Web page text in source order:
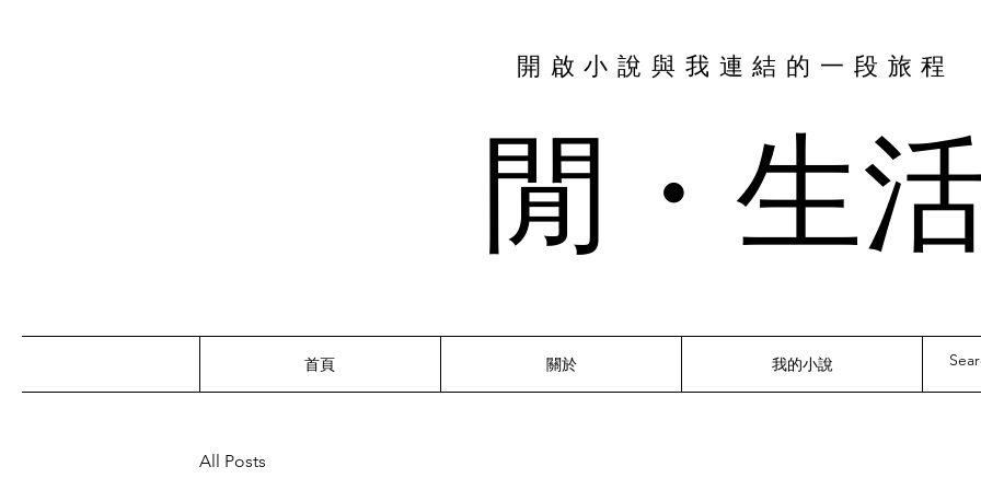
​開啟小說與我連結的一段旅程
閒・​生
首頁 關於 我的小說
All Posts